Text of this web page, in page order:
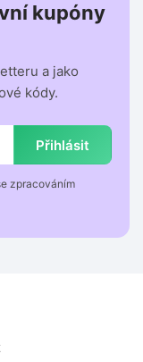
kupóny
a jako
kódy.
Přihlásit
zpracováním